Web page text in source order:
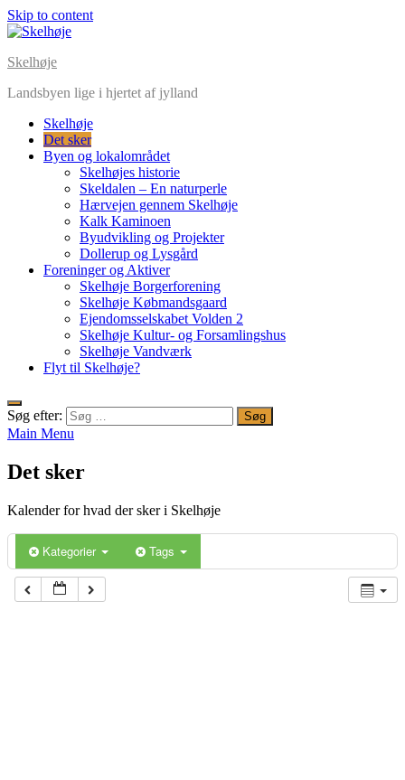
Skip to content
Skelhøje
Landsbyen lige i hjertet af jylland
Skelhøje
Det sker
Byen og lokalområdet
Skelhøjes historie
Skeldalen – En naturperle
Hærvejen gennem Skelhøje
Kalk Kaminoen
Byudvikling og Projekter
Dollerup og Lysgård
Foreninger og Aktiver
Skelhøje Borgerforening
Skelhøje Købmandsgaard
Ejendomsselskabet Volden 2
Skelhøje Kultur- og Forsamlingshus
Skelhøje Vandværk
Flyt til Skelhøje?
Søg efter:
Main Menu
Det sker
Kalender for hvad der sker i Skelhøje
Kategorier Tags